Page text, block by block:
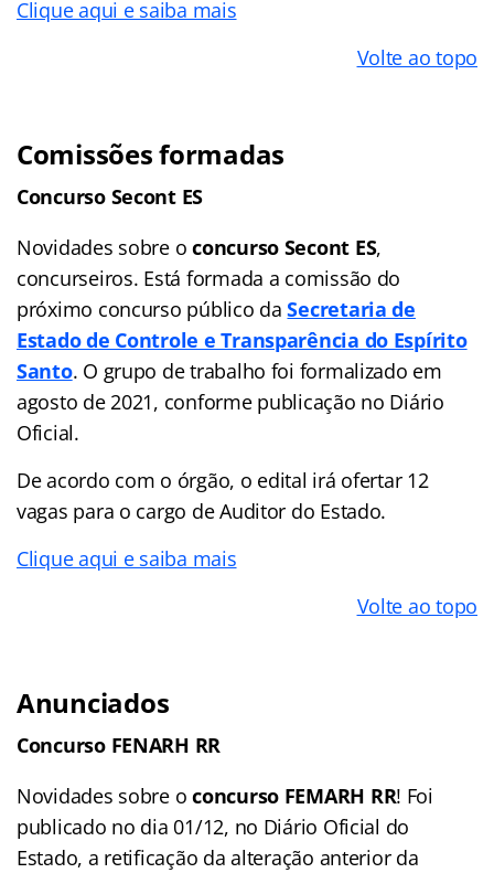
Clique aqui e saiba mais
Volte ao topo
Comissões formadas
Concurso Secont ES
Novidades sobre oconcurso Secont ES,
concurseiros. Está formada a comissão do
próximo concurso público daSecretaria de
Estado de Controle e Transparência do Espírito
Santo. O grupo de trabalho foi formalizado em
agosto de 2021, conforme publicação no Diário
Oficial.
De acordo com o órgão, o edital irá ofertar 12
vagas para o cargo de Auditor do Estado.
Clique aqui e saiba mais
Volte ao topo
Anunciados
Concurso FENARH RR
Novidades sobre oconcurso FEMARH RR! Foi
publicado no dia 01/12, no Diário Oficial do
Estado, a retificação da alteração anterior da